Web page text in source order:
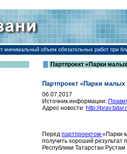
минимальный объем обязательных работ при
Партпроект «Парки
Партпроект «Парки
06.07.2017
Источник информации:
Адрес новости: http://
Перед партпроектом «Парки
получить хороший результат
Республики Татарстан